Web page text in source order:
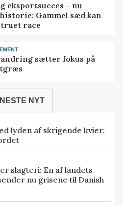
eksportsucces – nu
Gammel sæd kan
race
sætter fokus på
NYT
lyden af skrigende kvier:
slagteri: En af landets
nu grisene til Danish